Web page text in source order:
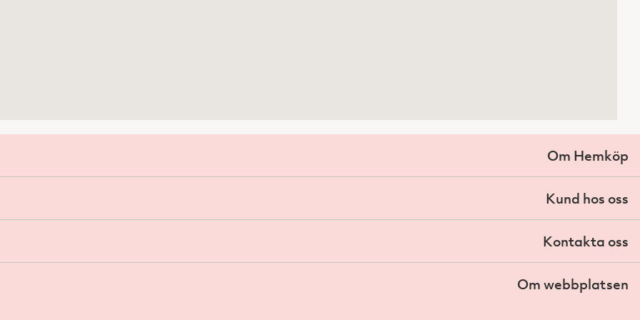
Om Hemköp
Kund hos oss
Kontakta oss
Om webbplatsen